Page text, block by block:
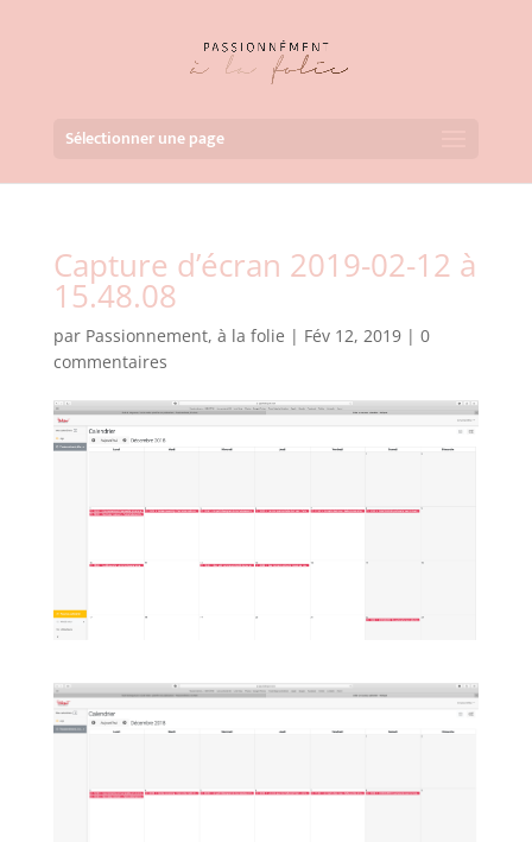
Sélectionner une page
Capture d’écran 2019-02-12 à
15.48.08
par Passionnement, à la folie | Fév 12, 2019| 0
commentaires